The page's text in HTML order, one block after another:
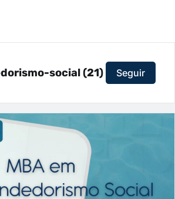
social (21) Seguir